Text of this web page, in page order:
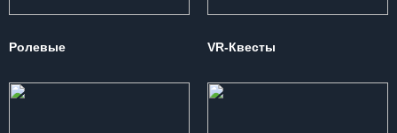
Ролевые VR-Квесты